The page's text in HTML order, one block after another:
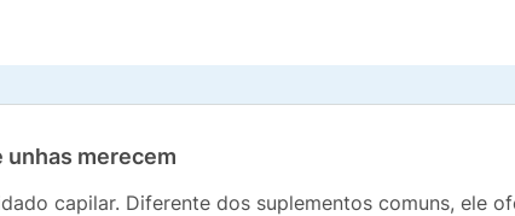
unhas merecem
capilar. Diferente dos suplementos comuns, ele